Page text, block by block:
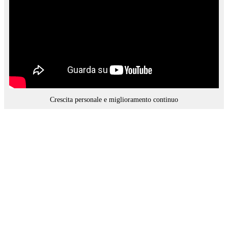
Crescita personale e miglioramento continuo